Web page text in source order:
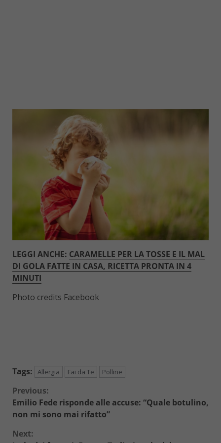
LEGGI ANCHE: CARAMELLE PER LA TOSSE E IL MAL
DI GOLA FATTE IN CASA, RICETTA PRONTA IN 4
MINUTI
Photo credits Facebook
Tags: Allergia Fai da Te Polline
Continue
Reading
Previous:
Emilio Fede risponde alle accuse: “Quale botulino,
non mi sono mai rifatto”
Next: